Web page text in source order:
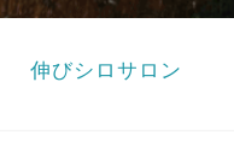
伸びシロサロン